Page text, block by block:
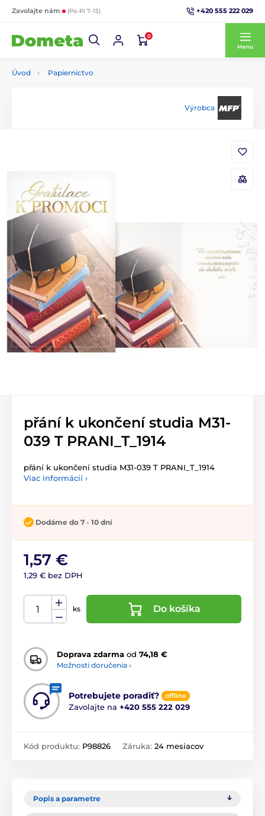
Zavolajte nám (Po-Pi 7-15) +420 555 222 029
0
Menu
Úvod Papiernictvo
Výrobca
přání k ukončení studia M31-
039 T PRANI_T_1914
přání k ukončení studia M31-039 T PRANI_T_1914
Viac informácií ›
Dodáme do 7 - 10 dní
1,57 €
1,29 € bez DPH
ks Do košíka
Doprava zdarma od 74,18 €
Možnosti doručenia ›
Potrebujete poradiť? offline
Zavolajte na +420 555 222 029
Kód produktu: P98826 Záruka: 24 mesiacov
Popis a parametre